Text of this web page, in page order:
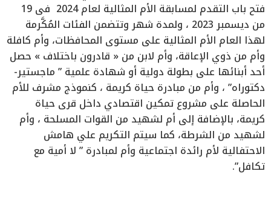
فتح باب التقدم لمسابقة الأم المثالية لعام 2024 فى 19
من ديسمبر 2023 ، ولمدة شهر وتتضمن الفئات المُكَّرمة
لهذا العام الأم المثالية على مستوى المحافظات، وأم كافلة
وأم من ذوي الإعاقة، وأم لابن من « قادرون باختلاف » حصل
أحد أبنائها على بطولة دولية أو شهادة علمية ” ماجستير-
دكتوراه” ، وأم من مبادرة حياة كريمة ، كنموذج مشرف للأم
الحاصلة على مشروع تمكين اقتصادي داخل قرى حياة
كريمة، بالإضافة إلى أم لشهيد من القوات المسلحة ، وأم
لشهيد من الشرطة، كما سيتم التكريم علي هامش
الاحتفالية لأم رائدة اجتماعية وأم لمبادرة ” لا أمية مع
تكافل”.